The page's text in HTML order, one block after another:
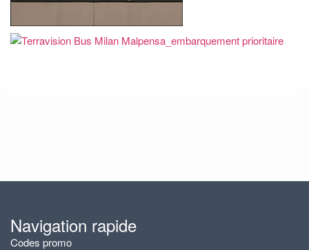
Navigation rapide
Codes promo